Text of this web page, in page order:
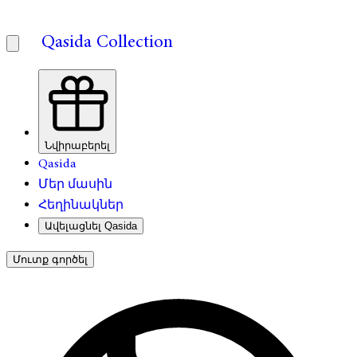
Qasida Collection
Նվիրաբերել
Qasida
Մեր մասին
Հեղինակներ
Ավելացնել Qasida
Մուտք գործել